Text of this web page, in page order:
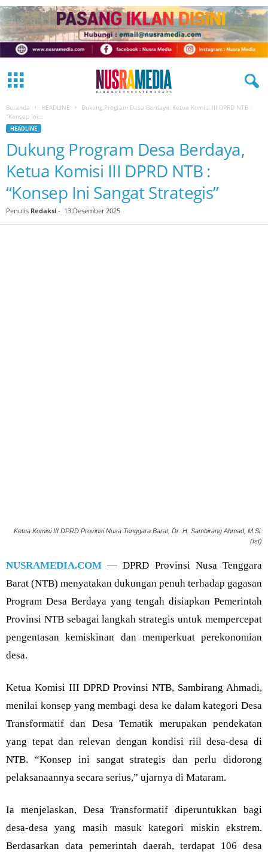
Beranda HEADLINE
Dukung Program Desa Berdaya, Ketua Komisi III DPRD NTB :
“Konsep Ini...
HEADLINE
Dukung Program Desa Berdaya,
Ketua Komisi III DPRD NTB :
“Konsep Ini Sangat Strategis”
Penulis Redaksi - 13 Desember 2025
Ketua Komisi III DPRD Provinsi Nusa Tenggara Barat, Dr. H. Sambirang Ahmad, M.Si.
(Ist)
NUSRAMEDIA.COM — DPRD Provinsi Nusa Tenggara
Barat (NTB) menyatakan dukungan penuh terhadap gagasan
Program Desa Berdaya yang tengah disiapkan Pemerintah
Provinsi NTB sebagai langkah strategis untuk mempercepat
pengentasan kemiskinan dan memperkuat perekonomian
desa.
Ketua Komisi III DPRD Provinsi NTB, Sambirang Ahmadi,
menilai konsep yang membagi desa ke dalam kategori Desa
Transformatif dan Desa Tematik merupakan pendekatan
yang tepat dan relevan dengan kondisi riil desa-desa di
NTB. “Konsep ini sangat strategis dan perlu didorong
pelaksanaannya secara serius,” ujarnya di Mataram.
Ia menjelaskan, Desa Transformatif diperuntukkan bagi
desa-desa yang masih masuk kategori miskin ekstrem.
Berdasarkan data pemerintah daerah, terdapat 106 desa